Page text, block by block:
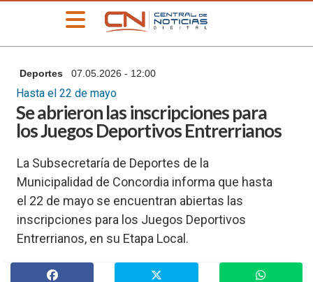
PORTADA
Deportes
Información
General
Locales
Nacionales
Deportes 07.05.2026 - 12:00
Hasta el 22 de mayo
Se abrieron las inscripciones para
los Juegos Deportivos Entrerrianos
La Subsecretaría de Deportes de la
Municipalidad de Concordia informa que hasta
el 22 de mayo se encuentran abiertas las
inscripciones para los Juegos Deportivos
Entrerrianos, en su Etapa Local.